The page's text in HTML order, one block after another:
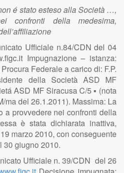
é stato esteso alla Società …,
confronti della medesima,
Ufficiale n.84/CDN del 04
Impugnazione – istanza:
Federale a carico di: F.P.
della Società ASD MF
ASD MF Siracusa C/5 ▪ (nota
ma del 26.1.2011). Massima: La
a provvedere nei confronti della
è stata dichiarata inattiva,
marzo 2010, con conseguente
30 giugno 2010.
Ufficiale n. 39/CDN del 26